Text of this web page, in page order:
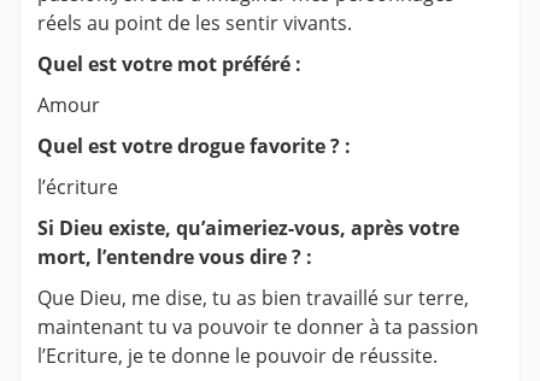
réels au point de les sentir vivants.
Quel est votre mot préféré :
Amour
Quel est votre drogue favorite ? :
l’écriture
Si Dieu existe, qu’aimeriez-vous, après votre
mort, l’entendre vous dire ? :
Que Dieu, me dise, tu as bien travaillé sur terre,
maintenant tu va pouvoir te donner à ta passion
l’Ecriture, je te donne le pouvoir de réussite.